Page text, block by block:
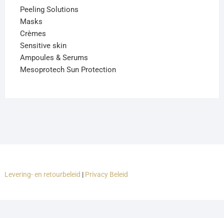
Peeling Solutions
Masks
Crèmes
Sensitive skin
Ampoules & Serums
Mesoprotech Sun Protection
Levering- en retourbeleid | Privacy Beleid